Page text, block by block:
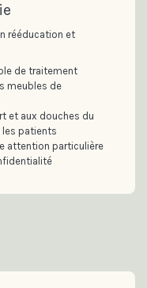
rééducation et
de traitement
meubles de
et aux douches du
les patients
attention particulière